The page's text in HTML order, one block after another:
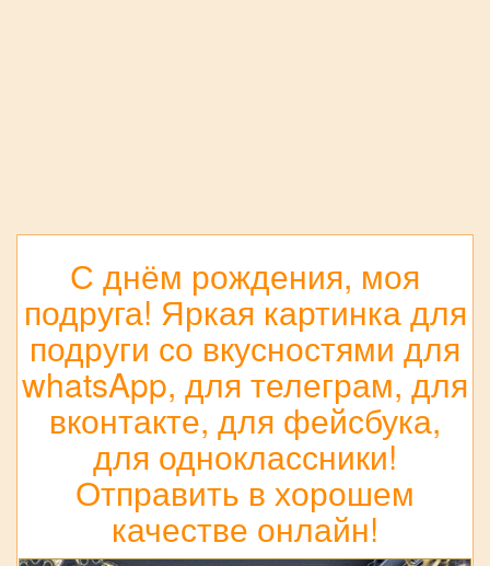
С днём рождения, моя
подруга! Яркая картинка для
подруги со вкусностями для
whatsApp, для телеграм, для
вконтакте, для фейсбука,
для одноклассники!
Отправить в хорошем
качестве онлайн!